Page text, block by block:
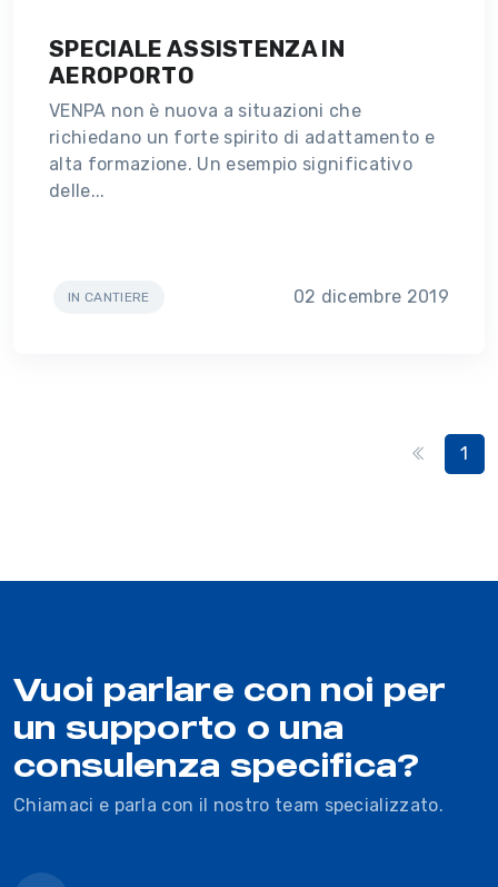
SPECIALE ASSISTENZA IN
AEROPORTO
VENPA non è nuova a situazioni che
richiedano un forte spirito di adattamento e
alta formazione. Un esempio significativo
delle...
IN CANTIERE 02 dicembre 2019
1
Vuoi parlare con noi per
un supporto o una
consulenza specifica?
Chiamaci e parla con il nostro team specializzato.